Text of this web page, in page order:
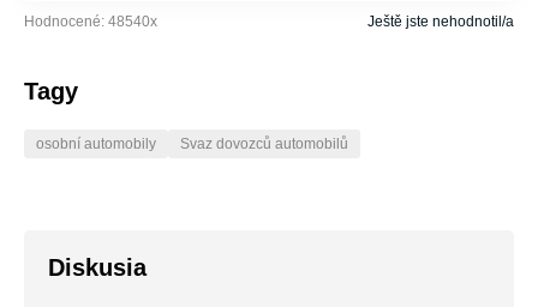
Hodnocené: 48540x Ještě jste nehodnotil/a
Tagy
osobní automobily Svaz dovozců automobilů
Diskusia